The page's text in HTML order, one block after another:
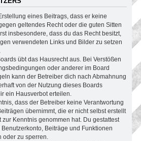
eines Beitrags, dass er keine
geltendes Recht oder die guten Sitten
insbesondere, dass du das Recht besitzt,
verwendeten Links und Bilder zu setzen
übt das Hausrecht aus. Bei Verstößen
oder anderer im Board
kann der Betreiber dich nach Abmahnung
von der Nutzung dieses Boards
ein Hausverbot erteilen.
dass der Betreiber keine Verantwortung
übernimmt, die er nicht selbst erstellt
zur Kenntnis genommen hat. Du gestattest
Beiträge und Funktionen
zu sperren.